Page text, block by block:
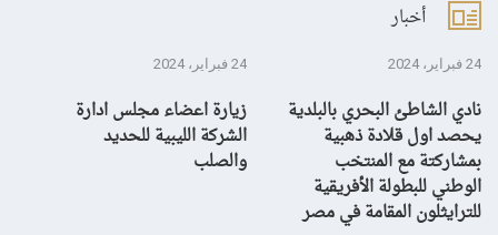
أخبار
24 فبراير، 2024
نادي الشاطئ البحري بالبلدية
يحصد اول قلادة ذهبية
بمشاركتة مع المنتخب
الوطني للبطولة الأفريقية
للترايثلون المقامة في مصر
24 فبراير، 2024
زيارة اعضاء مجلس ادارة
الشركة الليبية للحديد
والصلب